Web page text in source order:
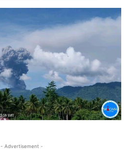
- Advertisement -